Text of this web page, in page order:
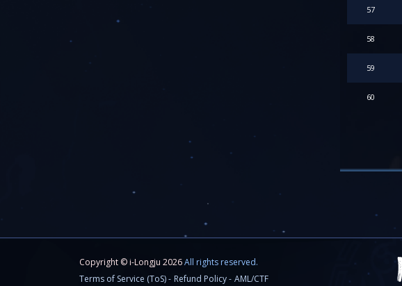
57
58
59
60
Copyright © i-Longju 2026All rights reserved.
Terms of Service (ToS) - Refund Policy - AML/CTF